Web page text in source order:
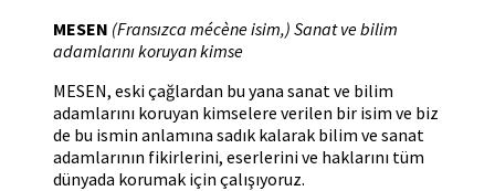
MESEN (Fransızca mécèneisim,) Sanat ve bilim
adamlarını koruyan kimse
MESEN, eski çağlardan bu yana sanat ve bilim
adamlarını koruyan kimselere verilen bir isim ve biz
de bu ismin anlamına sadık kalarak bilim ve sanat
adamlarının fikirlerini, eserlerini ve haklarını tüm
dünyada korumak için çalışıyoruz.